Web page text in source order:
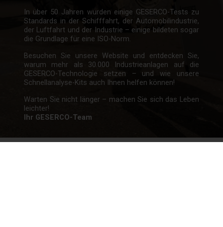
In über 50 Jahren wurden einige GESERCO-Tests zu
Standards in der Schifffahrt, der Automobilindustrie,
der Luftfahrt und der Industrie – einige bildeten sogar
die Grundlage für eine ISO-Norm.
Besuchen Sie unsere Website und entdecken Sie,
warum mehr als 30.000 Industrieanlagen auf die
GESERCO-Technologie setzen – und wie unsere
Schnellanalyse-Kits auch Ihnen helfen können!
Warten Sie nicht länger – machen Sie sich das Leben
leichter!
Ihr GESERCO-Team